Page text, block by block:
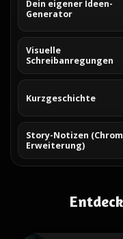
Dein eigener Ideen-
Generator
Visuelle
Schreibanregungen
Kurzgeschichte
Story-Notizen
Erweiterung)